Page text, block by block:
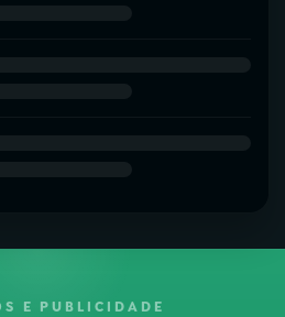
E PUBLICIDADE